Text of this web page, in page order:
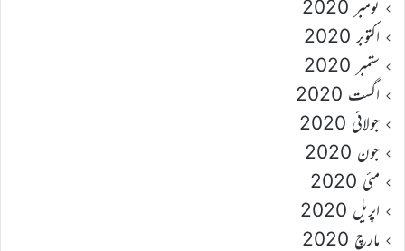
نومبر 2020
اکتوبر 2020
ستمبر 2020
اگست 2020
جولائی 2020
جون 2020
مئی 2020
اپریل 2020
مارچ 2020